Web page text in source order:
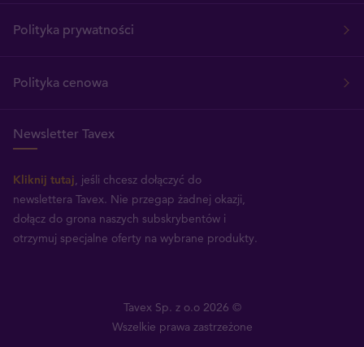
Polityka prywatności
Polityka cenowa
Newsletter Tavex
Kliknij tutaj, jeśli chcesz dołączyć do
newslettera Tavex. Nie przegap żadnej okazji,
dołącz do grona naszych subskrybentów i
otrzymuj specjalne oferty na wybrane produkty.
Tavex Sp. z o.o 2026 ©
Wszelkie prawa zastrzeżone